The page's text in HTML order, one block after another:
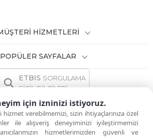
için izninizi istiyoruz.
hizmet verebilmemizi, sizin ihtiyaçlarınıza özel
ile alışveriş deneyiminizi iyileştirmemizi
hizmetlerimizden güvenli ve
HIZMETLERI
POPÜLER SAYFALAR
ETBIS SORGULAMA
SİCİL BİLGİLERİ
GÜVENLİ ALIŞVERİŞ